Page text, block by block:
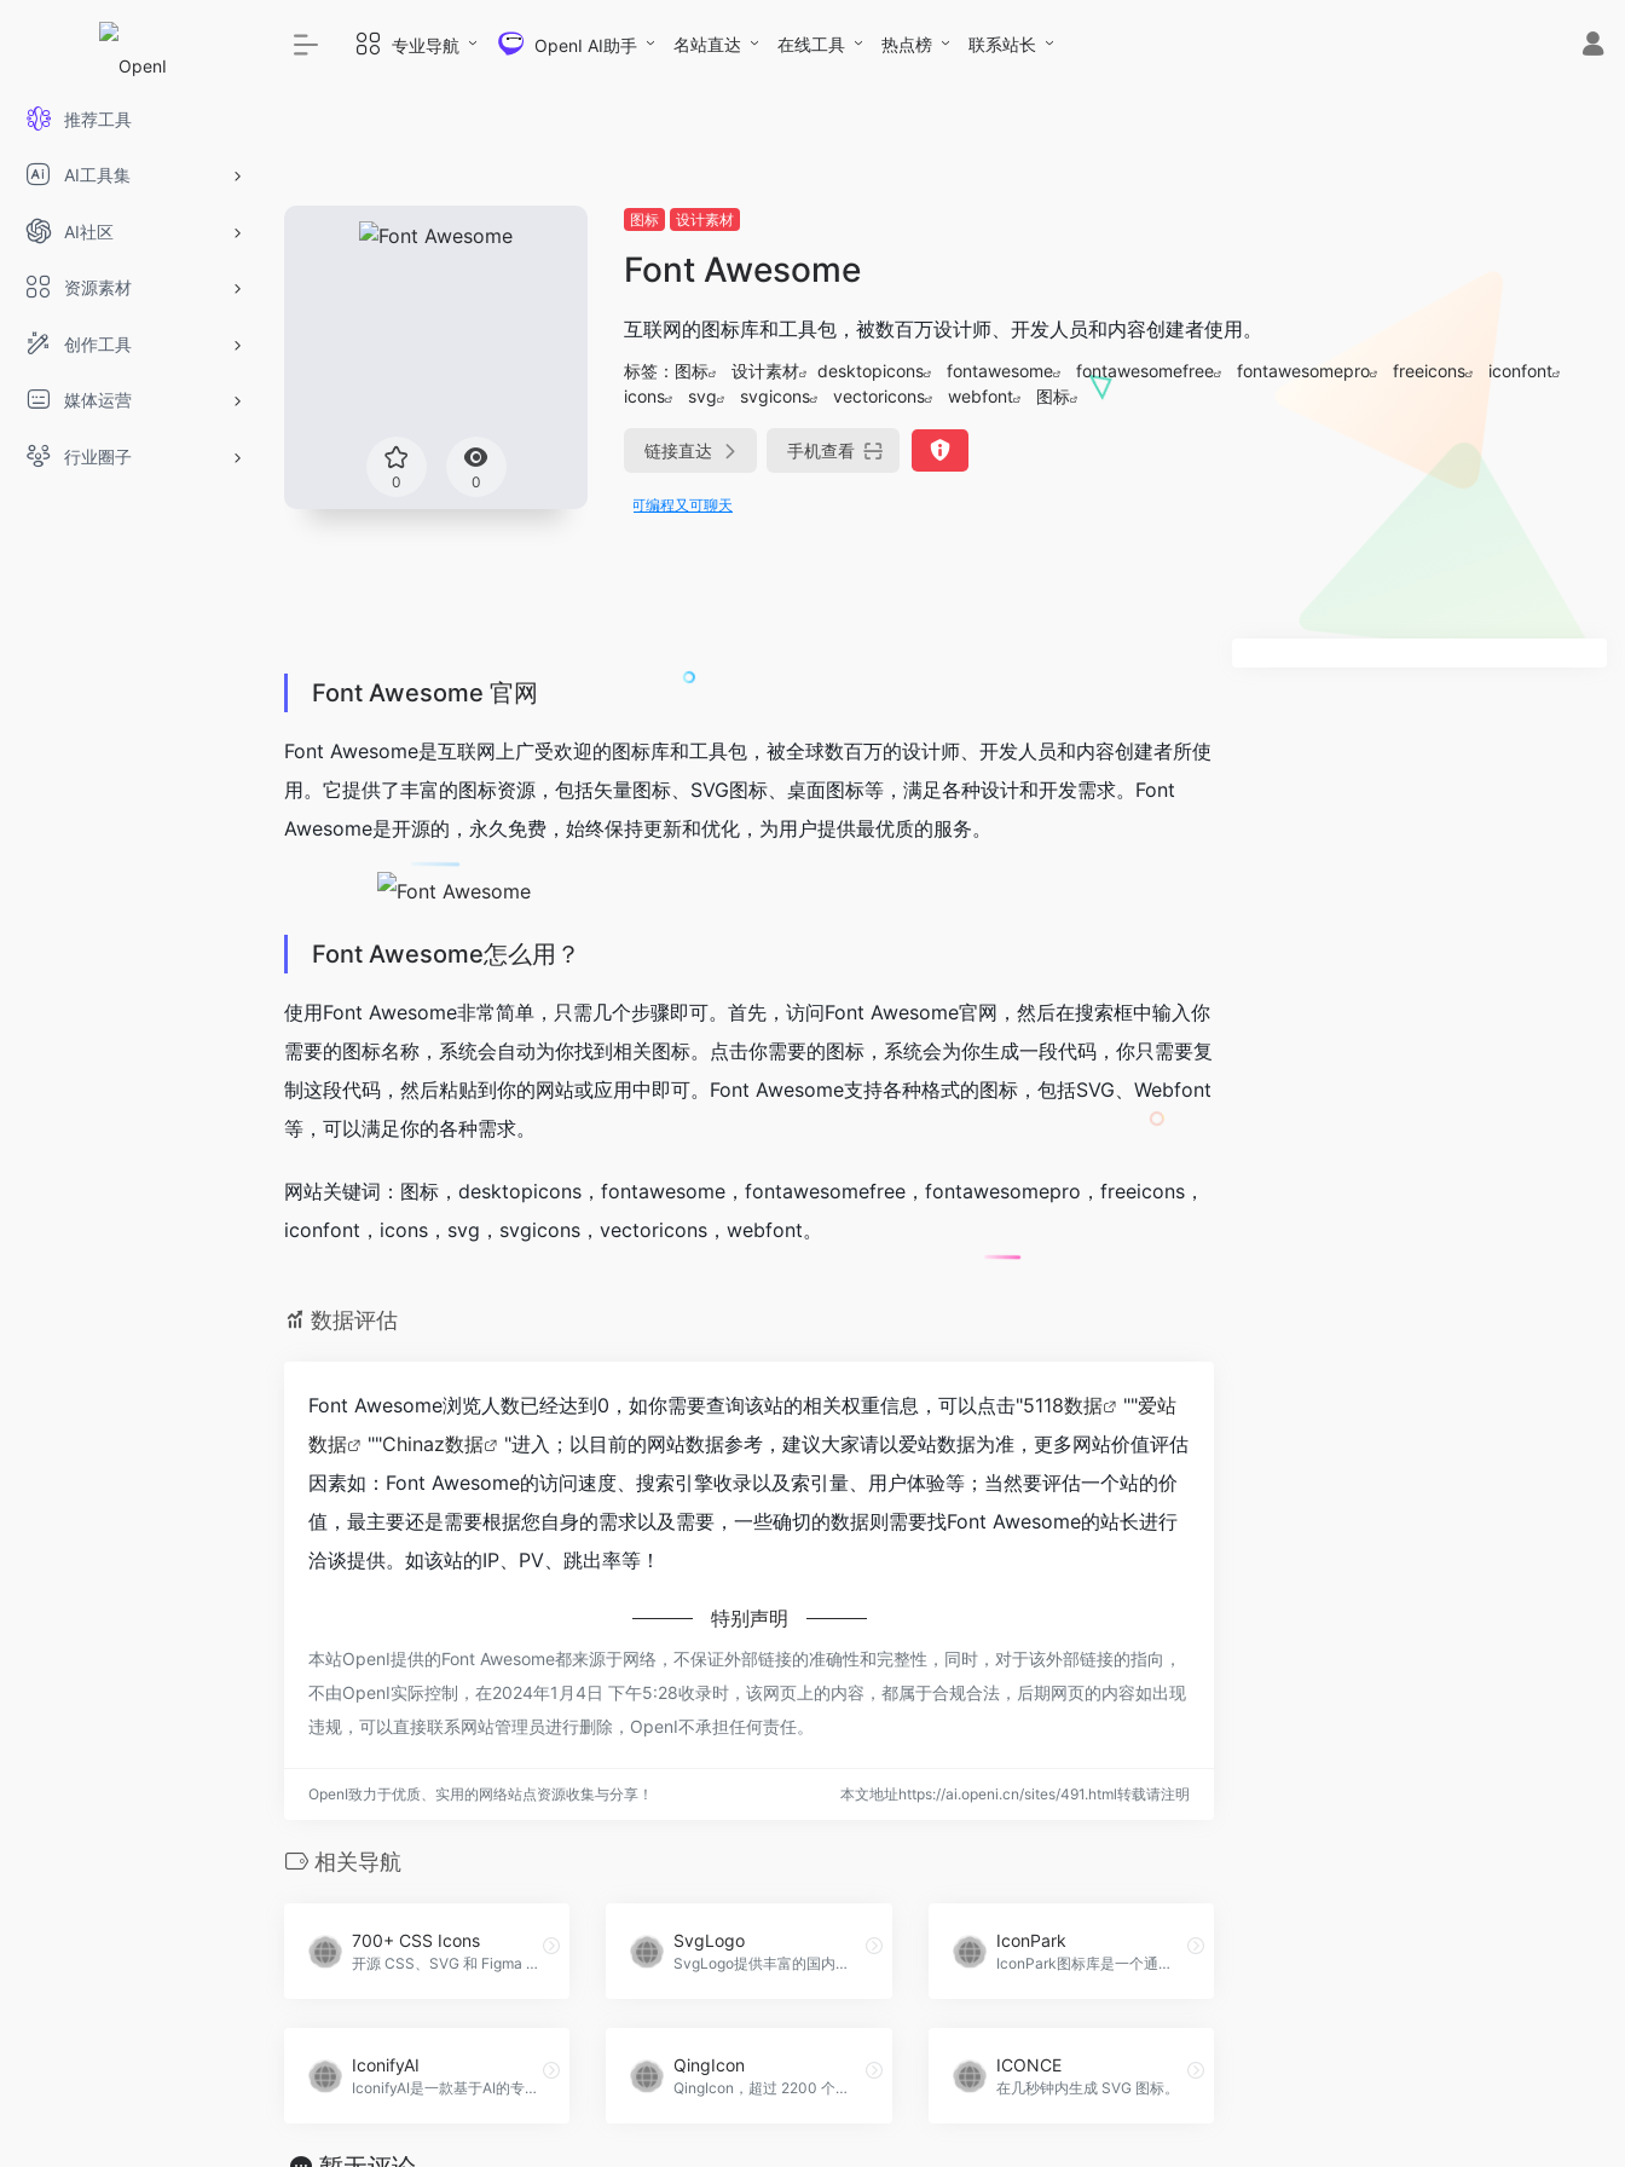
推荐工具
AI工具集
AI社区
资源素材
创作工具
媒体运营
行业圈子
专业导航 OpenI AI助手 名站直达 在线工具 热点榜 联系站长
0 0
图标 设计素材
Font Awesome
互联网的图标库和工具包，被数百万设计师、开发人员和内容创建者使用。
标签： 图标 设计素材 desktopicons fontawesome fontawesomefree fontawesomepro freeicons
iconfont
icons
svg svgicons vectoricons webfont 图标
链接直达 手机查看
DeepSeek-R1、V3满血版免费用！- 字节Trae即可编程又可聊天
Font Awesome 官网
Font Awesome是互联网上广受欢迎的图标库和工具包，被全球数百万的设计师、开发人员和内容创建者所使
用。它提供了丰富的图标资源，包括矢量图标、SVG图标、桌面图标等，满足各种设计和开发需求。Font
Awesome是开源的，永久免费，始终保持更新和优化，为用户提供最优质的服务。
Font Awesome怎么用？
使用Font Awesome非常简单，只需几个步骤即可。首先，访问Font Awesome官网，然后在搜索框中输入你
需要的图标名称，系统会自动为你找到相关图标。点击你需要的图标，系统会为你生成一段代码，你只需要复
制这段代码，然后粘贴到你的网站或应用中即可。Font Awesome支持各种格式的图标，包括SVG、Webfont
等，可以满足你的各种需求。
网站关键词：图标，desktopicons，fontawesome，fontawesomefree，fontawesomepro，freeicons，
iconfont，icons，svg，svgicons，vectoricons，webfont。
数据评估
Font Awesome浏览人数已经达到0，如你需要查询该站的相关权重信息，可以点击"5118数据 ""爱站
数据
""Chinaz数据
"进入；以目前的网站数据参考，建议大家请以爱站数据为准，更多网站价值评估
因素如：Font Awesome的访问速度、搜索引擎收录以及索引量、用户体验等；当然要评估一个站的价
值，最主要还是需要根据您自身的需求以及需要，一些确切的数据则需要找Font Awesome的站长进行
洽谈提供。如该站的IP、PV、跳出率等！
特别声明
本站OpenI提供的Font Awesome都来源于网络，不保证外部链接的准确性和完整性，同时，对于该外部链接的指向，
不由OpenI实际控制，在2024年1月4日 下午5:28收录时，该网页上的内容，都属于合规合法，后期网页的内容如出现
违规，可以直接联系网站管理员进行删除，OpenI不承担任何责任。
OpenI致力于优质、实用的网络站点资源收集与分享！ 本文地址https://ai.openi.cn/sites/491.html转载请注明
相关导航
700+ CSS Icons
开源 CSS、SVG 和 Figma UI 图标，可用于 SVG Sprite、样式组件、NPM 和 API
SvgLogo
SvgLogo提供丰富的国内大学校徽、知名公司品牌标志及气象预警图标的SVG格式资源。
IconPark
IconPark图标库是一个通过技术驱动矢量图标样式的开源图标库，可以实现根据单一SVG源文件变换出多种主题， 具备丰富的分类、更轻量的代码和更灵活的使用场景；致力于构建高质量、统一化、可定义的图标资源，让大多数人都能够选择适合自己的风格图标
IconifyAI
IconifyAI是一款基于AI的专业图标生成器，专为应用程序和网站设计。
QingIcon
QingIcon，超过 2200 个用于网页设计的图标
ICONCE
在几秒钟内生成 SVG 图标。